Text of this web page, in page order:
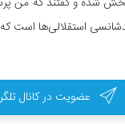
استقلالی‌ها است
عضویت در کانال